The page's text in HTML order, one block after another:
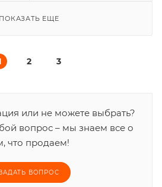
ПОКАЗАТЬ ЕЩЕ
2 3
или не можете выбрать?
вопрос – мы знаем все о
что продаем!
ВОПРОС